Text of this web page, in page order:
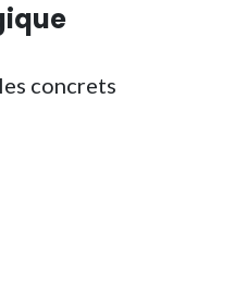
concrets